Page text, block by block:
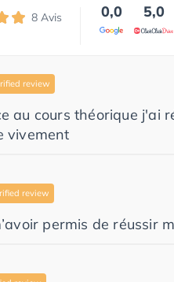
8 Avis 0,0 5,0
review
au cours théorique j'ai
vivement
review
permis de réussir